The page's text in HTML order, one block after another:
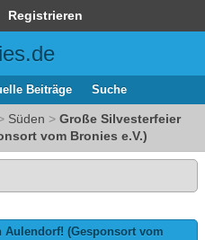
Registrieren
Beiträge Suche
Süden > Große Silvesterfeier
vom Bronies e.V.)
(Gesponsort vom